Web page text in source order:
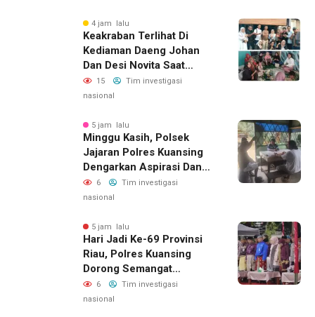
4 jam lalu
Keakraban Terlihat Di
Kediaman Daeng Johan
Dan Desi Novita Saat
Puluhan Awak Media Hadir
Dalam Rangka Acara Rutin
Sekaligus Doa Syukuran
Menempati Rumah Baru
15
Tim investigasi
nasional
5 jam lalu
Minggu Kasih, Polsek
Jajaran Polres Kuansing
Dengarkan Aspirasi Dan
Keluhan Masyarakat
6
Tim investigasi
nasional
5 jam lalu
Hari Jadi Ke-69 Provinsi
Riau, Polres Kuansing
Dorong Semangat
Bersama Jaga Lingkungan
Dan Marwah Bumi Melayu
6
Tim investigasi
nasional